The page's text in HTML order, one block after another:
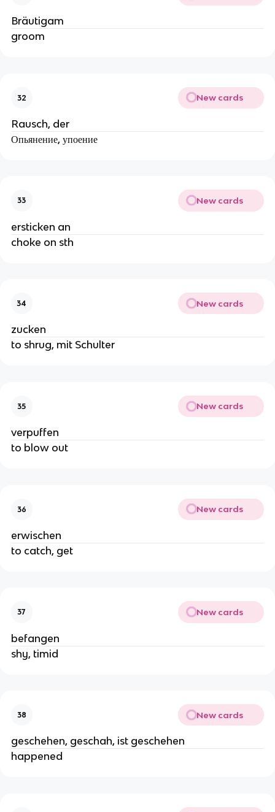
Bräutigam
groom
32 New cards
Rausch, der
Опьянение, упоение
33 New cards
ersticken an
choke on sth
34 New cards
zucken
to shrug, mit Schulter
35 New cards
verpuffen
to blow out
36 New cards
erwischen
to catch, get
37 New cards
befangen
shy, timid
38 New cards
geschehen, geschah, ist geschehen
happened